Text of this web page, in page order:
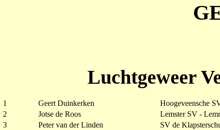
Luchtgeweer
1 Geert Duinkerken
Hoogeveensche
2
Jotse de Roos
Lemster SV -
3
Peter van der Linden SV de